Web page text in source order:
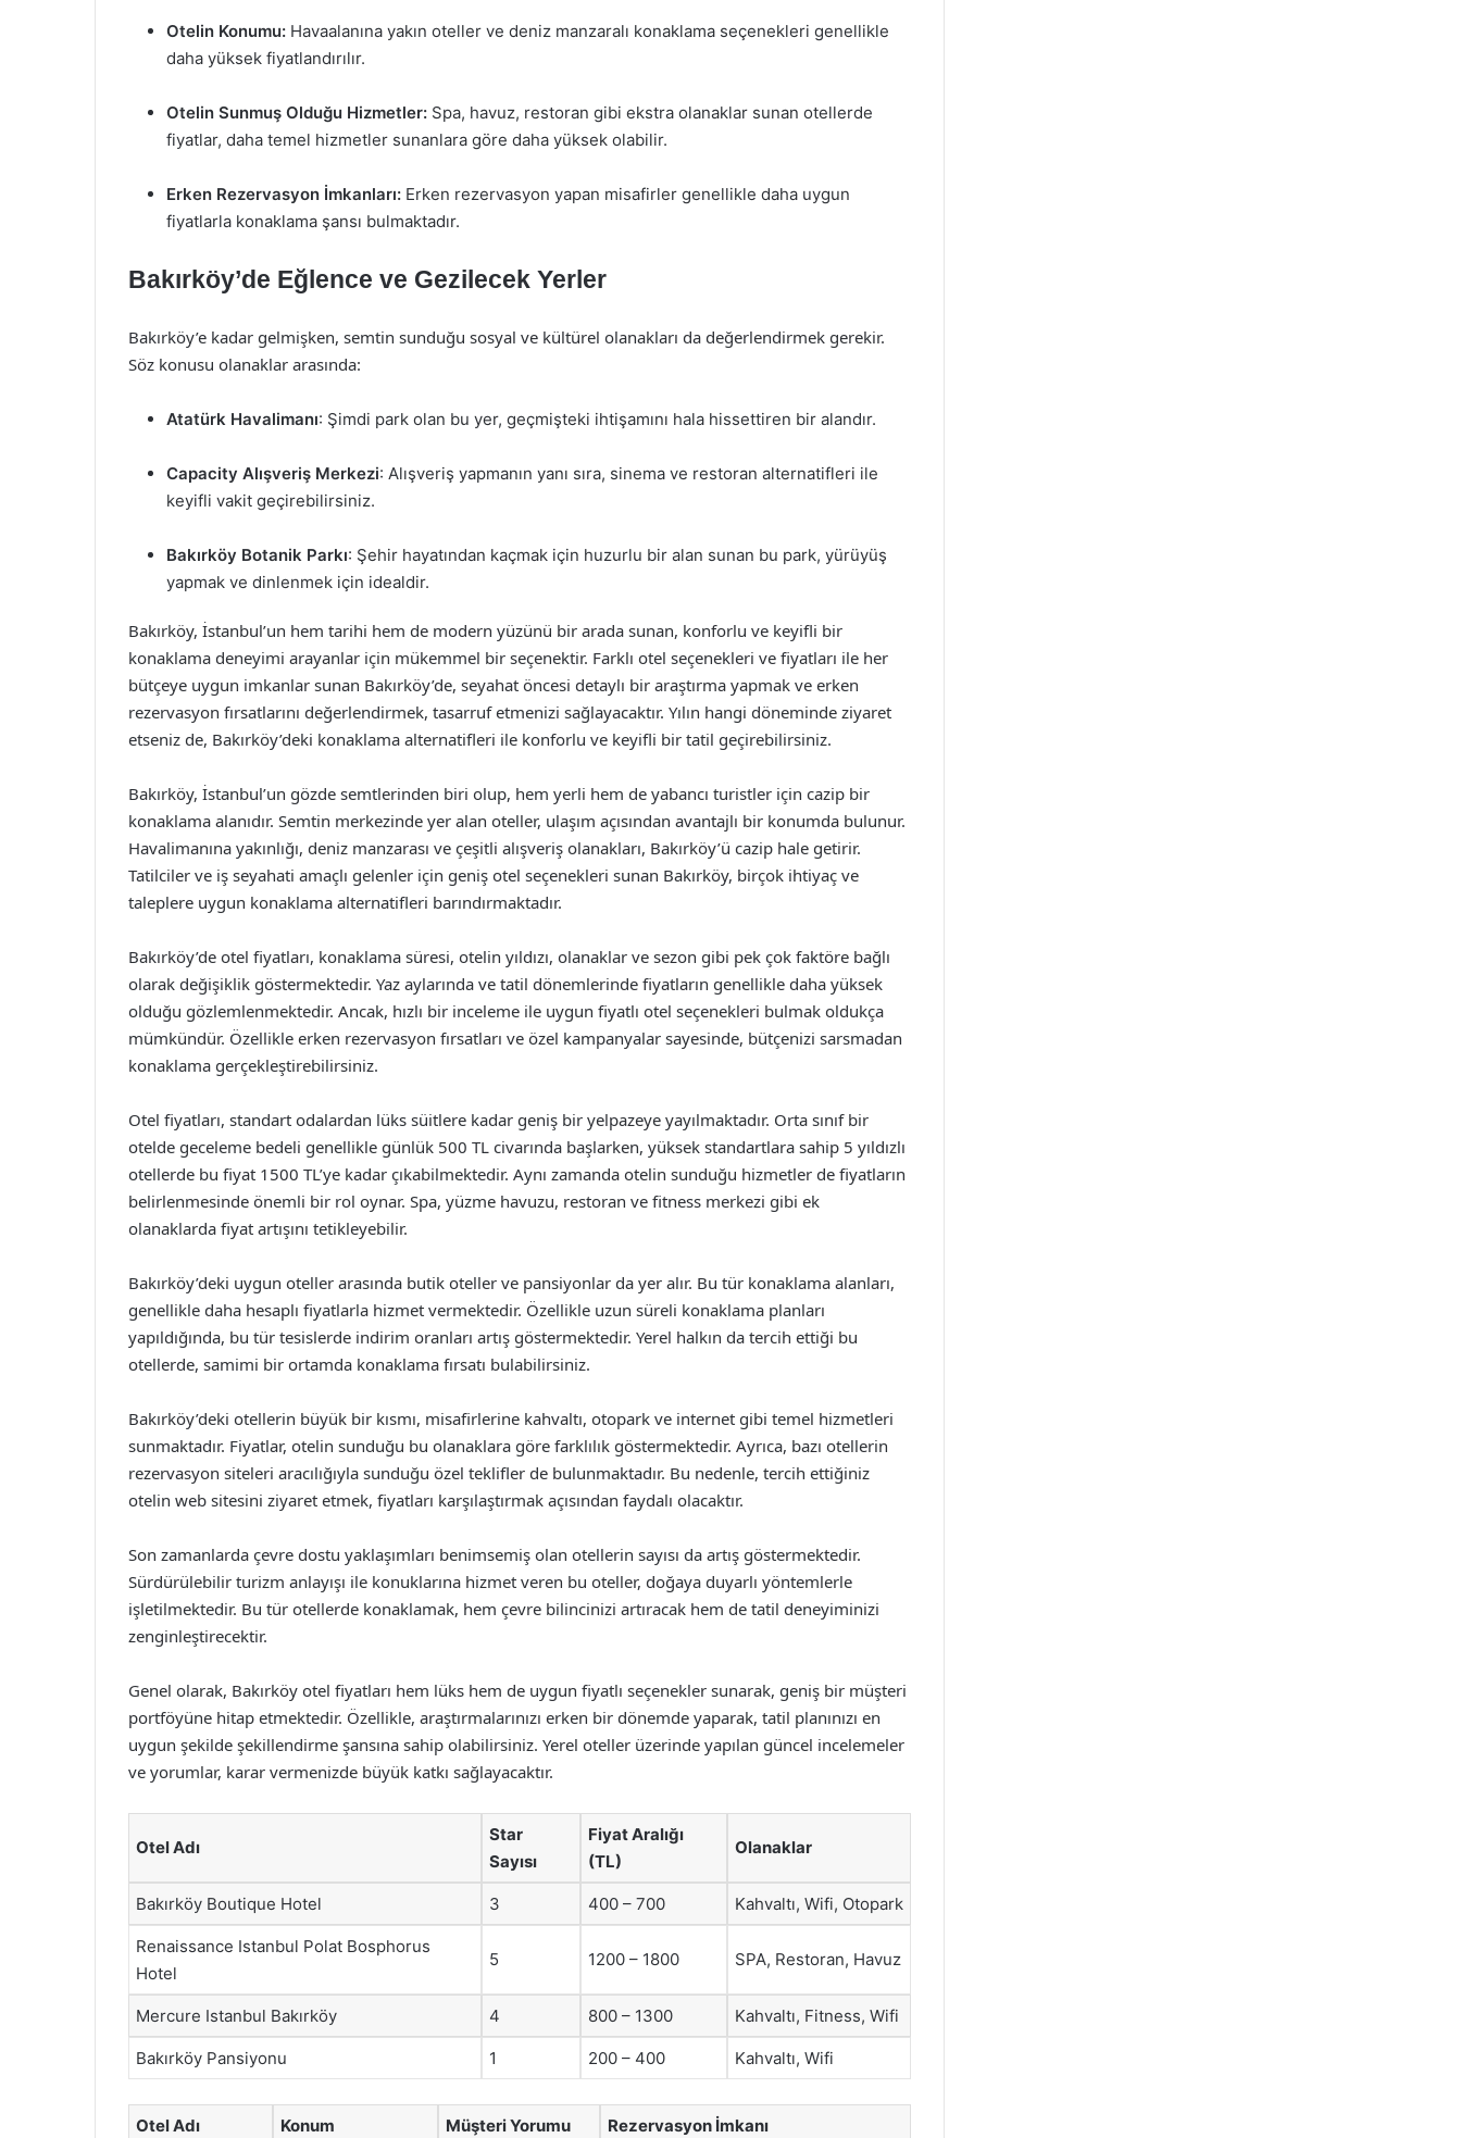
Otelin Konumu: Havaalanına yakın oteller ve deniz manzaralı konaklama seçenekleri genellikle
daha yüksek fiyatlandırılır.
Otelin Sunmuş Olduğu Hizmetler: Spa, havuz, restoran gibi ekstra olanaklar sunan otellerde
fiyatlar, daha temel hizmetler sunanlara göre daha yüksek olabilir.
Erken Rezervasyon İmkanları: Erken rezervasyon yapan misafirler genellikle daha uygun
fiyatlarla konaklama şansı bulmaktadır.
Bakırköy’de Eğlence ve Gezilecek Yerler
Bakırköy’e kadar gelmişken, semtin sunduğu sosyal ve kültürel olanakları da değerlendirmek gerekir.
Söz konusu olanaklar arasında:
Atatürk Havalimanı: Şimdi park olan bu yer, geçmişteki ihtişamını hala hissettiren bir alandır.
Capacity Alışveriş Merkezi: Alışveriş yapmanın yanı sıra, sinema ve restoran alternatifleri ile
keyifli vakit geçirebilirsiniz.
Bakırköy Botanik Parkı: Şehir hayatından kaçmak için huzurlu bir alan sunan bu park, yürüyüş
yapmak ve dinlenmek için idealdir.
Bakırköy, İstanbul’un hem tarihi hem de modern yüzünü bir arada sunan, konforlu ve keyifli bir
konaklama deneyimi arayanlar için mükemmel bir seçenektir. Farklı otel seçenekleri ve fiyatları ile her
bütçeye uygun imkanlar sunan Bakırköy’de, seyahat öncesi detaylı bir araştırma yapmak ve erken
rezervasyon fırsatlarını değerlendirmek, tasarruf etmenizi sağlayacaktır. Yılın hangi döneminde ziyaret
etseniz de, Bakırköy’deki konaklama alternatifleri ile konforlu ve keyifli bir tatil geçirebilirsiniz.
Bakırköy, İstanbul’un gözde semtlerinden biri olup, hem yerli hem de yabancı turistler için cazip bir
konaklama alanıdır. Semtin merkezinde yer alan oteller, ulaşım açısından avantajlı bir konumda bulunur.
Havalimanına yakınlığı, deniz manzarası ve çeşitli alışveriş olanakları, Bakırköy’ü cazip hale getirir.
Tatilciler ve iş seyahati amaçlı gelenler için geniş otel seçenekleri sunan Bakırköy, birçok ihtiyaç ve
taleplere uygun konaklama alternatifleri barındırmaktadır.
Bakırköy’de otel fiyatları, konaklama süresi, otelin yıldızı, olanaklar ve sezon gibi pek çok faktöre bağlı
olarak değişiklik göstermektedir. Yaz aylarında ve tatil dönemlerinde fiyatların genellikle daha yüksek
olduğu gözlemlenmektedir. Ancak, hızlı bir inceleme ile uygun fiyatlı otel seçenekleri bulmak oldukça
mümkündür. Özellikle erken rezervasyon fırsatları ve özel kampanyalar sayesinde, bütçenizi sarsmadan
konaklama gerçekleştirebilirsiniz.
Otel fiyatları, standart odalardan lüks süitlere kadar geniş bir yelpazeye yayılmaktadır. Orta sınıf bir
otelde geceleme bedeli genellikle günlük 500 TL civarında başlarken, yüksek standartlara sahip 5 yıldızlı
otellerde bu fiyat 1500 TL’ye kadar çıkabilmektedir. Aynı zamanda otelin sunduğu hizmetler de fiyatların
belirlenmesinde önemli bir rol oynar. Spa, yüzme havuzu, restoran ve fitness merkezi gibi ek
olanaklarda fiyat artışını tetikleyebilir.
Bakırköy’deki uygun oteller arasında butik oteller ve pansiyonlar da yer alır. Bu tür konaklama alanları,
genellikle daha hesaplı fiyatlarla hizmet vermektedir. Özellikle uzun süreli konaklama planları
yapıldığında, bu tür tesislerde indirim oranları artış göstermektedir. Yerel halkın da tercih ettiği bu
otellerde, samimi bir ortamda konaklama fırsatı bulabilirsiniz.
Bakırköy’deki otellerin büyük bir kısmı, misafirlerine kahvaltı, otopark ve internet gibi temel hizmetleri
sunmaktadır. Fiyatlar, otelin sunduğu bu olanaklara göre farklılık göstermektedir. Ayrıca, bazı otellerin
rezervasyon siteleri aracılığıyla sunduğu özel teklifler de bulunmaktadır. Bu nedenle, tercih ettiğiniz
otelin web sitesini ziyaret etmek, fiyatları karşılaştırmak açısından faydalı olacaktır.
Son zamanlarda çevre dostu yaklaşımları benimsemiş olan otellerin sayısı da artış göstermektedir.
Sürdürülebilir turizm anlayışı ile konuklarına hizmet veren bu oteller, doğaya duyarlı yöntemlerle
işletilmektedir. Bu tür otellerde konaklamak, hem çevre bilincinizi artıracak hem de tatil deneyiminizi
zenginleştirecektir.
Genel olarak, Bakırköy otel fiyatları hem lüks hem de uygun fiyatlı seçenekler sunarak, geniş bir müşteri
portföyüne hitap etmektedir. Özellikle, araştırmalarınızı erken bir dönemde yaparak, tatil planınızı en
uygun şekilde şekillendirme şansına sahip olabilirsiniz. Yerel oteller üzerinde yapılan güncel incelemeler
ve yorumlar, karar vermenizde büyük katkı sağlayacaktır.
Otel Adı
Star
Sayısı
Fiyat Aralığı
(TL)
Olanaklar
Bakırköy Boutique Hotel 3 400 – 700 Kahvaltı, Wifi, Otopark
Renaissance Istanbul Polat Bosphorus
Hotel
5 1200 – 1800 SPA, Restoran, Havuz
Mercure Istanbul Bakırköy 4 800 – 1300 Kahvaltı, Fitness, Wifi
Bakırköy Pansiyonu 1 200 – 400 Kahvaltı, Wifi
Otel Adı Konum Müşteri Yorumu Rezervasyon İmkanı